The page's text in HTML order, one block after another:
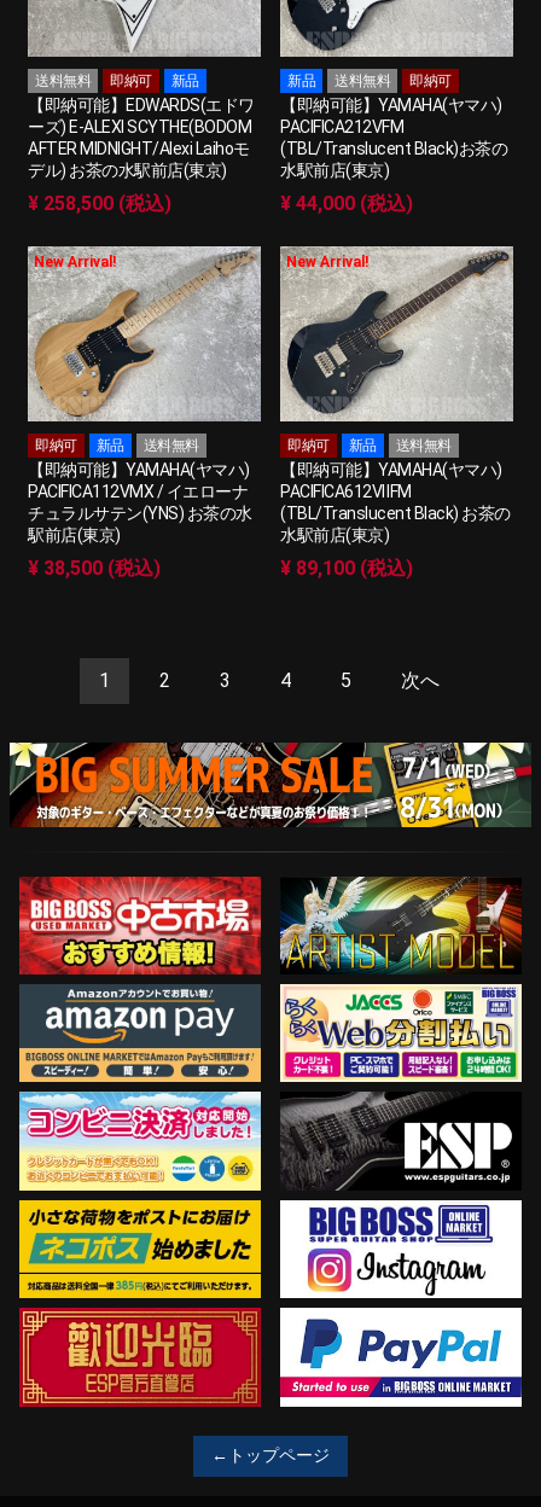
送料無料 即納可 新品
【即納可能】EDWARDS(エドワ
ーズ) E-ALEXI SCYTHE(BODOM
AFTER MIDNIGHT/Alexi Laihoモ
デル) お茶の水駅前店(東京)
¥ 258,500 (税込)
新品 送料無料 即納可
【即納可能】YAMAHA(ヤマハ)
PACIFICA212VFM
(TBL/Translucent Black)お茶の
水駅前店(東京)
¥ 44,000 (税込)
New Arrival!
即納可 新品 送料無料
【即納可能】YAMAHA(ヤマハ)
PACIFICA112VMX / イエローナ
チュラルサテン(YNS) お茶の水
駅前店(東京)
¥ 38,500 (税込)
New Arrival!
即納可 新品 送料無料
【即納可能】YAMAHA(ヤマハ)
PACIFICA612VⅡFM
(TBL/Translucent Black) お茶の
水駅前店(東京)
¥ 89,100 (税込)
1 2 3 4 5 次へ
←トップページ